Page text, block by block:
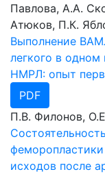
Павлова, А.А.
Атюков, П.К.
Выполнение
легкого в одном
НМРЛ: опыт
PDF
П.В. Филонов,
исходов после